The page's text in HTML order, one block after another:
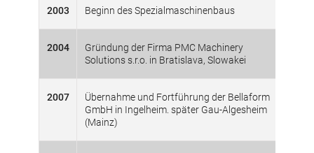
2003 Beginn des Spezialmaschinenbaus
2004
Gründung der Firma PMC Machinery
Solutions s.r.o. in Bratislava, Slowakei
2007
Übernahme und Fortführung der Bellaform
GmbH in Ingelheim. später Gau-Algesheim
(Mainz)